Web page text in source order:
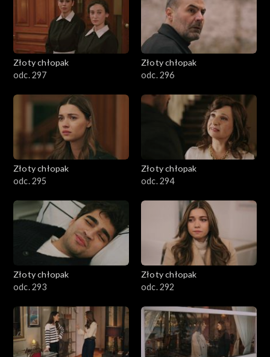
Złoty chłopak
odc. 297
Złoty chłopak
odc. 296
Złoty chłopak
odc. 295
Złoty chłopak
odc. 294
Złoty chłopak
odc. 293
Złoty chłopak
odc. 292